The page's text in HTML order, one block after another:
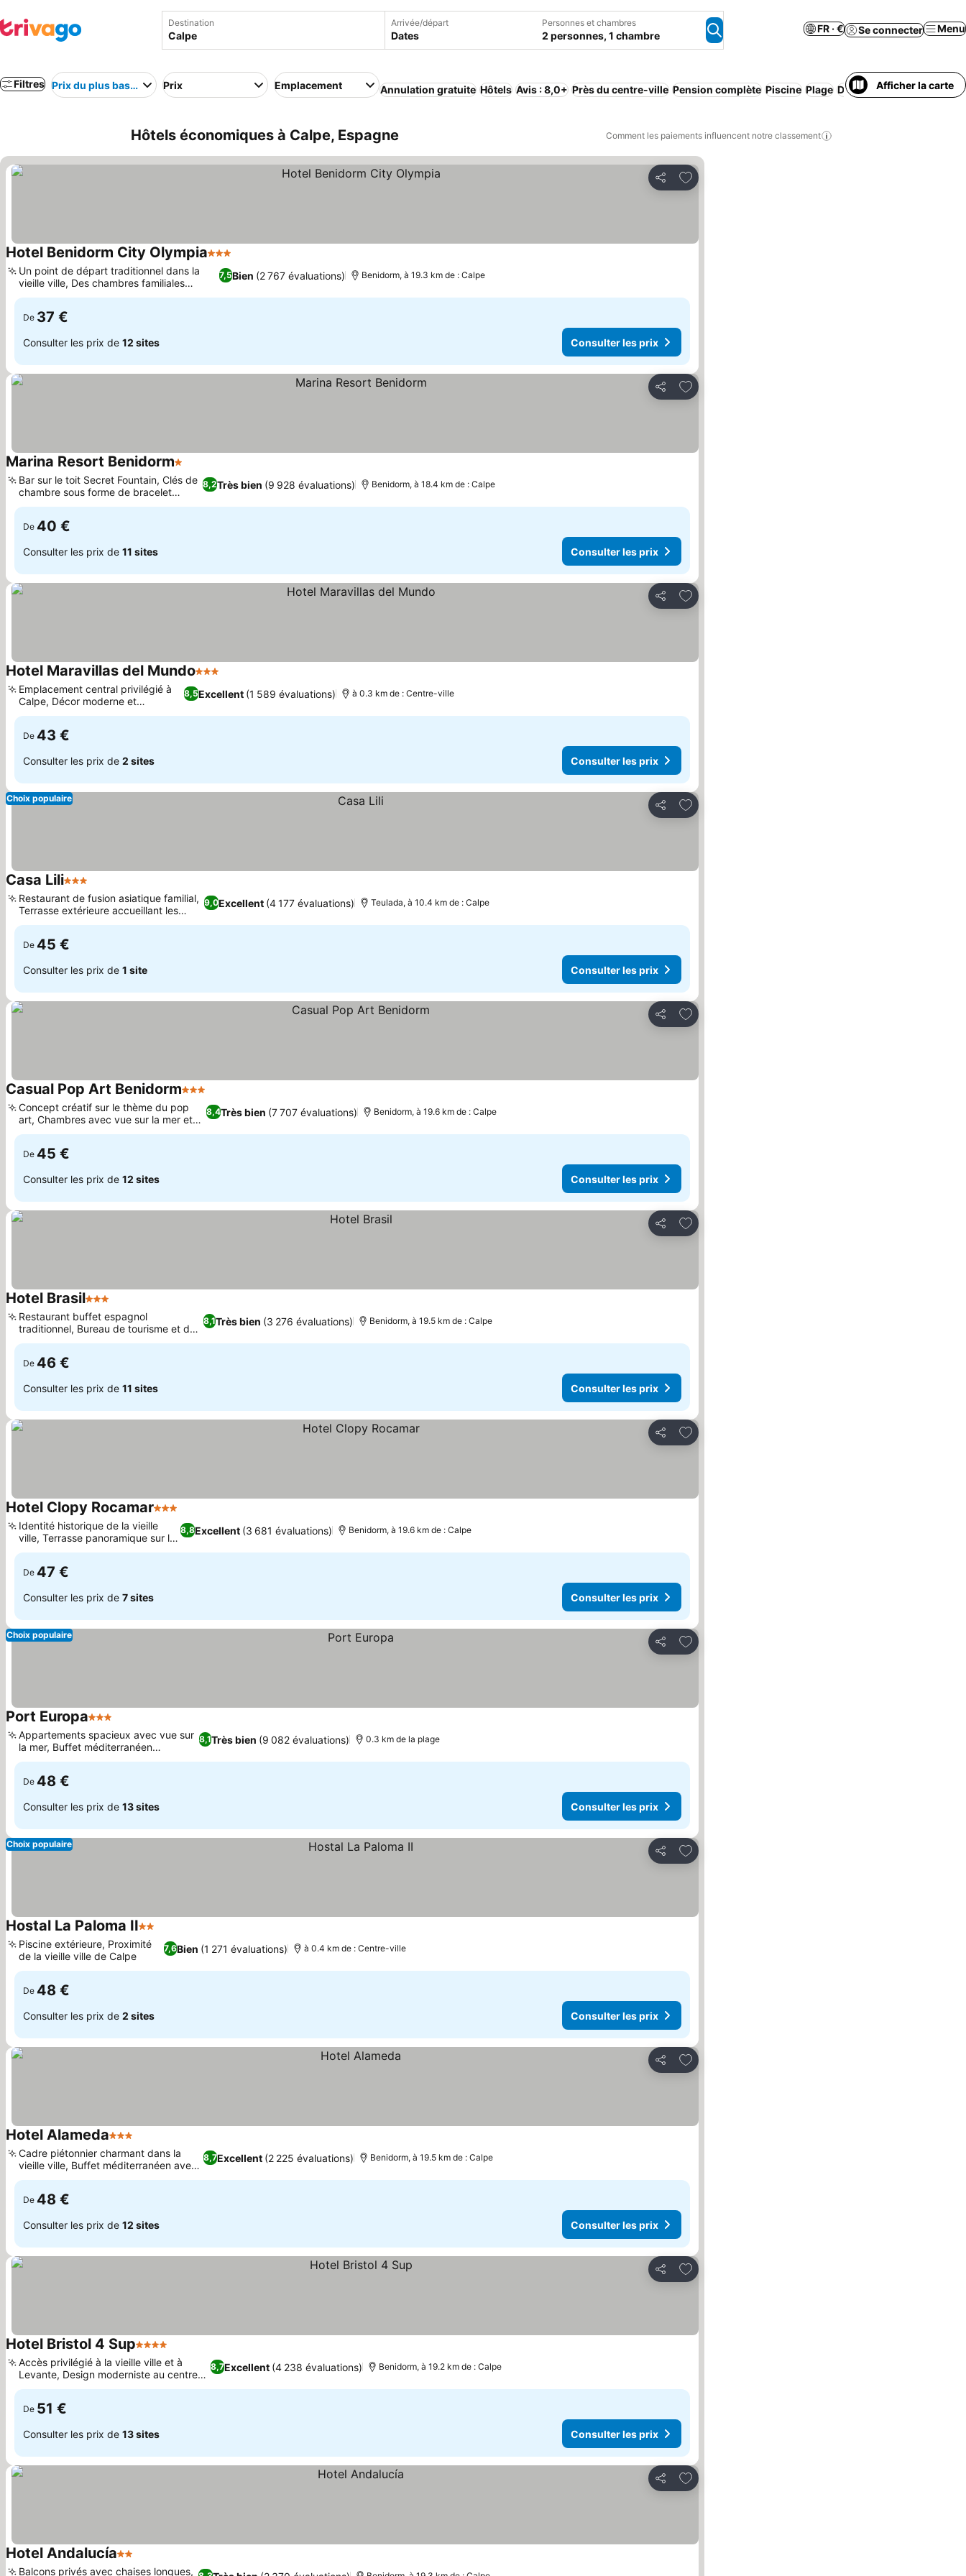
Destination Arrivée/départ
Dates
Personnes et chambres
2 personnes, 1 chambre
FR · € Se connecter Menu
Filtres Prix du plus bas au plus élevé
Prix Emplacement Annulation gratuite Hôtels Avis : 8,0+ Près du centre-ville Pension complète Piscine Plage Demi-pensionAfficher la carte
Hôtels économiques à Calpe, Espagne Comment les paiements influencent notre classement
Partager
Ajouter à mes favoris
Hotel Benidorm City Olympia3 Étoiles
7,5Bien (2 767 évaluations)
Un point de départ traditionnel dans la
vieille ville, Des chambres familiales
spacieuses
Benidorm, à 19.3 km de : Calpe
De 37 €
Consulter les prix de 12 sites Consulter les prix
Partager
Ajouter à mes favoris
Marina Resort Benidorm1 Étoiles
8,2Très bien (9 928 évaluations)
Bar sur le toit Secret Fountain, Clés de
chambre sous forme de bracelet
intelligent
Benidorm, à 18.4 km de : Calpe
De 40 €
Consulter les prix de 11 sites Consulter les prix
Partager
Ajouter à mes favoris
Hotel Maravillas del Mundo3 Étoiles
8,5Excellent (1 589 évaluations)
Emplacement central privilégié à
Calpe, Décor moderne et
accueillant
à 0.3 km de : Centre-ville
De 43 €
Consulter les prix de 2 sites Consulter les prix
Partager
Ajouter à mes favoris
Choix populaire
Casa Lili3 Étoiles
9,0Excellent (4 177 évaluations)
Restaurant de fusion asiatique familial,
Terrasse extérieure accueillant les
animaux
Teulada, à 10.4 km de : Calpe
De 45 €
Consulter les prix de 1 site Consulter les prix
Partager
Ajouter à mes favoris
Casual Pop Art Benidorm3 Étoiles
8,4Très bien (7 707 évaluations)
Concept créatif sur le thème du pop
art, Chambres avec vue sur la mer et
terrasses
Benidorm, à 19.6 km de : Calpe
De 45 €
Consulter les prix de 12 sites Consulter les prix
Partager
Ajouter à mes favoris
Hotel Brasil3 Étoiles
8,1Très bien (3 276 évaluations)
Restaurant buffet espagnol
traditionnel, Bureau de tourisme et de
billetterie dédié
Benidorm, à 19.5 km de : Calpe
De 46 €
Consulter les prix de 11 sites Consulter les prix
Partager
Ajouter à mes favoris
Hotel Clopy Rocamar3 Étoiles
8,8Excellent (3 681 évaluations)
Identité historique de la vieille
ville, Terrasse panoramique sur le
toit
Benidorm, à 19.6 km de : Calpe
De 47 €
Consulter les prix de 7 sites Consulter les prix
Partager
Ajouter à mes favoris
Choix populaire
Port Europa3 Étoiles
8,1Très bien (9 082 évaluations)
Appartements spacieux avec vue sur
la mer, Buffet méditerranéen
authentique
0.3 km de la plage
De 48 €
Consulter les prix de 13 sites Consulter les prix
Partager
Ajouter à mes favoris
Choix populaire
Hostal La Paloma II2 Étoiles
7,6Bien (1 271 évaluations)
Piscine extérieure, Proximité
de la vieille ville de Calpe
à 0.4 km de : Centre-ville
De 48 €
Consulter les prix de 2 sites Consulter les prix
Partager
Ajouter à mes favoris
Hotel Alameda3 Étoiles
8,7Excellent (2 225 évaluations)
Cadre piétonnier charmant dans la
vieille ville, Buffet méditerranéen avec
vin local
Benidorm, à 19.5 km de : Calpe
De 48 €
Consulter les prix de 12 sites Consulter les prix
Partager
Ajouter à mes favoris
Hotel Bristol 4 Sup4 Étoiles
8,7Excellent (4 238 évaluations)
Accès privilégié à la vieille ville et à
Levante, Design moderniste au centre
de Benidorm
Benidorm, à 19.2 km de : Calpe
De 51 €
Consulter les prix de 13 sites Consulter les prix
Partager
Ajouter à mes favoris
Hotel Andalucía2 Étoiles
Balcons privés avec chaises longues,